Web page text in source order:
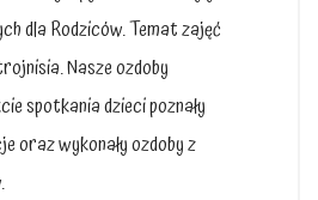
dla Rodziców. Temat zajęć
Nasze ozdoby
spotkania dzieci poznały
oraz wykonały ozdoby z